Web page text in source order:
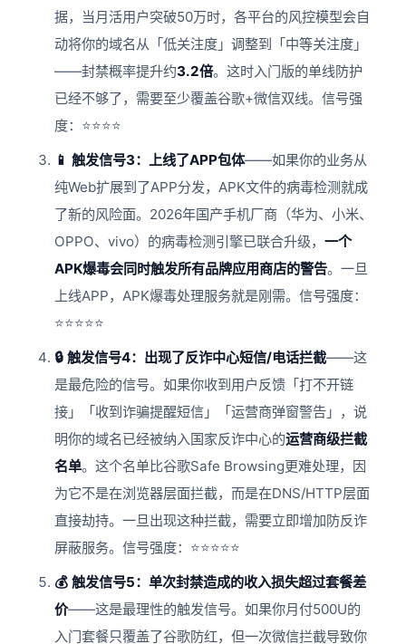
据，当月活用户突破50万时，各平台的风控模型会自
动将你的域名从「低关注度」调整到「中等关注度」
——封禁概率提升约3.2倍。这时入门版的单线防护
已经不够了，需要至少覆盖谷歌+微信双线。信号强
度：⭐⭐⭐⭐
📱 触发信号3：上线了APP包体——如果你的业务从
纯Web扩展到了APP分发，APK文件的病毒检测就成
了新的风险面。2026年国产手机厂商（华为、小米、
OPPO、vivo）的病毒检测引擎已联合升级，一个
APK爆毒会同时触发所有品牌应用商店的警告。一旦
上线APP，APK爆毒处理服务就是刚需。信号强度：
⭐⭐⭐⭐⭐
🔒 触发信号4：出现了反诈中心短信/电话拦截——这
是最危险的信号。如果你收到用户反馈「打不开链
接」「收到诈骗提醒短信」「运营商弹窗警告」，说
明你的域名已经被纳入国家反诈中心的运营商级拦截
名单。这个名单比谷歌Safe Browsing更难处理，因
为它不是在浏览器层面拦截，而是在DNS/HTTP层面
直接劫持。一旦出现这种拦截，需要立即增加防反诈
屏蔽服务。信号强度：⭐⭐⭐⭐⭐
💰 触发信号5：单次封禁造成的收入损失超过套餐差
价——这是最理性的触发信号。如果你月付500U的
入门套餐只覆盖了谷歌防红，但一次微信拦截导致你